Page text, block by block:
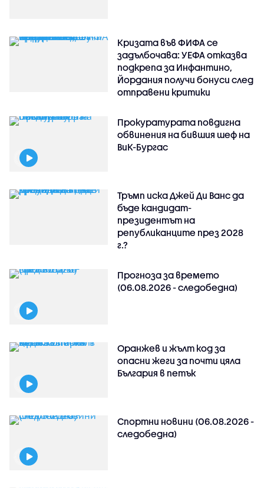
Кризата във ФИФА се
задълбочава: УЕФА отказва
подкрепа за Инфантино,
Йордания получи бонуси след
отправени критики
Прокуратурата повдигна
обвинения на бившия шеф на
ВиК-Бургас
Тръмп иска Джей Ди Ванс да
бъде кандидат-
президентът на
републиканците през 2028
г.?
Прогноза за времето
(06.08.2026 - следобедна)
Оранжев и жълт код за
опасни жеги за почти цяла
България в петък
Спортни новини (06.08.2026 -
следобедна)